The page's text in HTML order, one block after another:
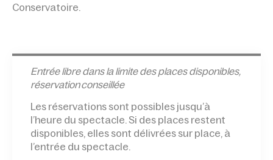
Conservatoire.
Entrée libre dans la limite des places disponibles,
réservation conseillée
Les réservations sont possibles jusqu’à
l’heure du spectacle. Si des places restent
disponibles, elles sont délivrées sur place, à
l’entrée du spectacle.